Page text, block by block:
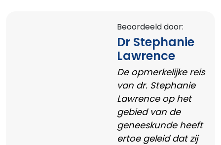
Beoordeeld door:
Dr Stephanie
Lawrence
De opmerkelijke reis
van dr. Stephanie
Lawrence op het
gebied van de
geneeskunde heeft
ertoe geleid dat zij